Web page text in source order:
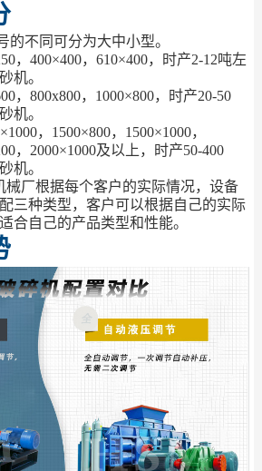
不同可分为大中小型。
，400×400，610×400，时产2-12吨左
机。
，800x800，1000×800，时产20-50
机。
，1500×800，1500×1000，
，2000×1000及以上，时产50-400
机。
械厂根据每个客户的实际情况，设备
三种类型，客户可以根据自己的实际
合自己的产品类型和性能。